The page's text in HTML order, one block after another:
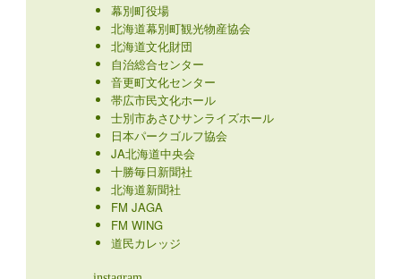
幕別町役場
北海道幕別町観光物産協会
北海道文化財団
自治総合センター
音更町文化センター
帯広市民文化ホール
士別市あさひサンライズホール
日本パークゴルフ協会
JA北海道中央会
十勝毎日新聞社
北海道新聞社
FM JAGA
FM WING
道民カレッジ